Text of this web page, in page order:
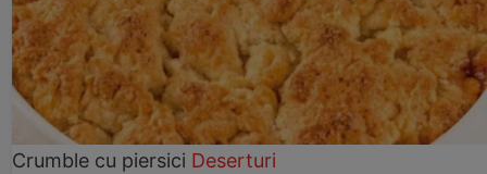
Crumble cu piersici Deserturi